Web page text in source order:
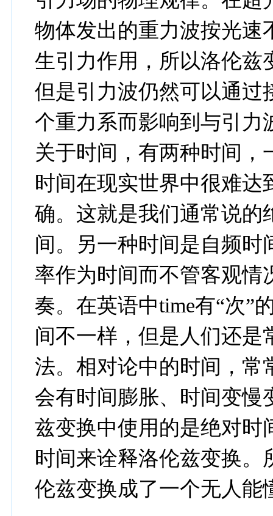
物体发出的重力波按光速
生引力作用，所以洛伦兹
但是引力波仍然可以通过
个重力系而影响到与引力
关于时间，有两种时间，
时间在现实世界中很难达
确。这就是我们通常说的
间。另一种时间是自频时
率作为时间而不管客观情
奏。在英语中time有“次”
间不一样，但是人们还是
法。相对论中的时间，常
会有时间膨胀、时间变慢
兹变换中使用的是绝对时
时间来诠释洛伦兹变换。
伦兹变换成了一个无人能